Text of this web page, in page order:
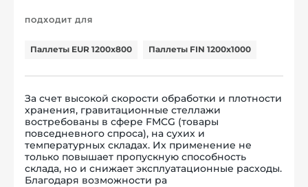
ПОДХОДИТ ДЛЯ
Паллеты EUR 1200x800 Паллеты FIN 1200x1000
За счет высокой скорости обработки и плотности
хранения, гравитационные стеллажи
востребованы в сфере FMCG (товары
повседневного спроса), на сухих и
температурных складах. Их применение не
только повышает пропускную способность
склада, но и снижает эксплуатационные расходы.
Благодаря возможности ра